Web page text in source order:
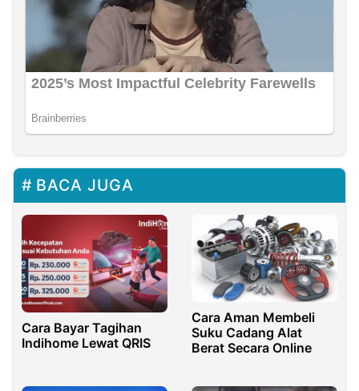
BACA JUGA
Cara Bayar Tagihan
Indihome Lewat QRIS
Cara Aman Membeli
Suku Cadang Alat
Berat Secara Online